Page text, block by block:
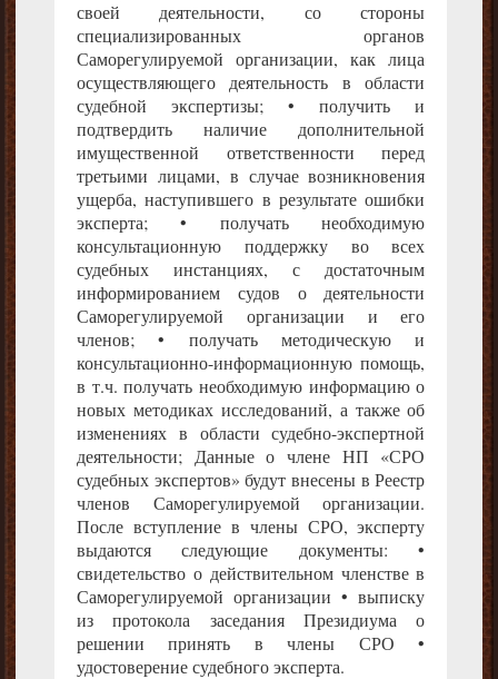
своей деятельности, со стороны
специализированных органов
Саморегулируемой организации, как лица
осуществляющего деятельность в области
судебной экспертизы; • получить и
подтвердить наличие дополнительной
имущественной ответственности перед
третьими лицами, в случае возникновения
ущерба, наступившего в результате ошибки
эксперта; • получать необходимую
консультационную поддержку во всех
судебных инстанциях, с достаточным
информированием судов о деятельности
Саморегулируемой организации и его
членов; • получать методическую и
консультационно-информационную помощь,
в т.ч. получать необходимую информацию о
новых методиках исследований, а также об
изменениях в области судебно-экспертной
деятельности; Данные о члене НП «СРО
судебных экспертов» будут внесены в Реестр
членов Саморегулируемой организации.
После вступление в члены СРО, эксперту
выдаются следующие документы: •
свидетельство о действительном членстве в
Саморегулируемой организации • выписку
из протокола заседания Президиума о
решении принять в члены СРО •
удостоверение судебного эксперта.